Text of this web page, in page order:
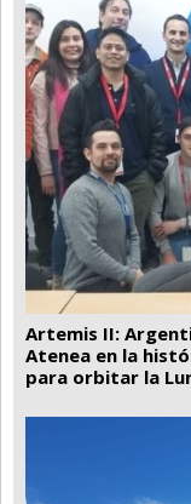
Artemis II:
Atenea en la
para orbitar la